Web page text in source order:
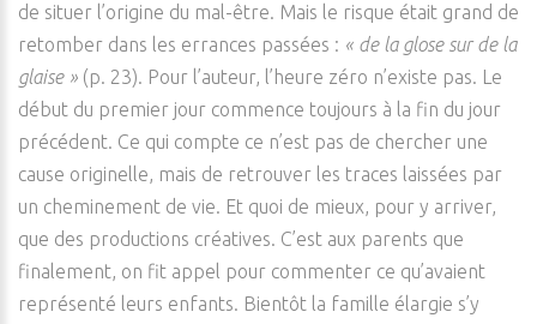
de situer l’origine du mal-être. Mais le risque était grand de
retomber dans les errances passées : « de la glose sur de la
glaise » (p. 23). Pour l’auteur, l’heure zéro n’existe pas. Le
début du premier jour commence toujours à la fin du jour
précédent. Ce qui compte ce n’est pas de chercher une
cause originelle, mais de retrouver les traces laissées par
un cheminement de vie. Et quoi de mieux, pour y arriver,
que des productions créatives. C’est aux parents que
finalement, on fit appel pour commenter ce qu’avaient
représenté leurs enfants. Bientôt la famille élargie s’y